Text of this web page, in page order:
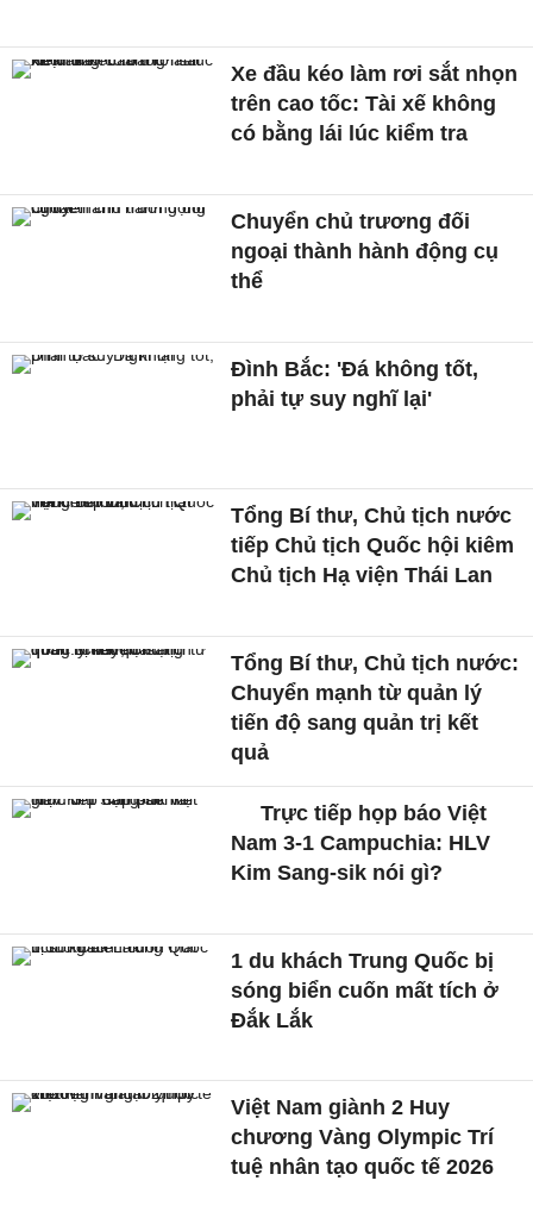
Xe đầu kéo làm rơi sắt nhọn
trên cao tốc: Tài xế không
có bằng lái lúc kiểm tra
Chuyển chủ trương đối
ngoại thành hành động cụ
thể
Đình Bắc: 'Đá không tốt,
phải tự suy nghĩ lại'
Tổng Bí thư, Chủ tịch nước
tiếp Chủ tịch Quốc hội kiêm
Chủ tịch Hạ viện Thái Lan
Tổng Bí thư, Chủ tịch nước:
Chuyển mạnh từ quản lý
tiến độ sang quản trị kết
quả
Trực tiếp họp báo Việt
Nam 3-1 Campuchia: HLV
Kim Sang-sik nói gì?
1 du khách Trung Quốc bị
sóng biển cuốn mất tích ở
Đắk Lắk
Việt Nam giành 2 Huy
chương Vàng Olympic Trí
tuệ nhân tạo quốc tế 2026